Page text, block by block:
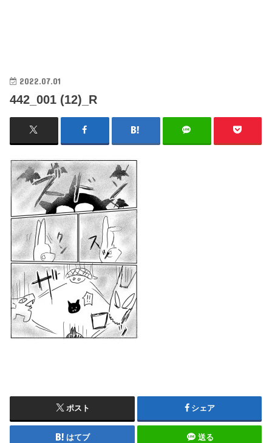
2022.07.01
442_001 (12)_R
ポスト シェア
はてブ 送る